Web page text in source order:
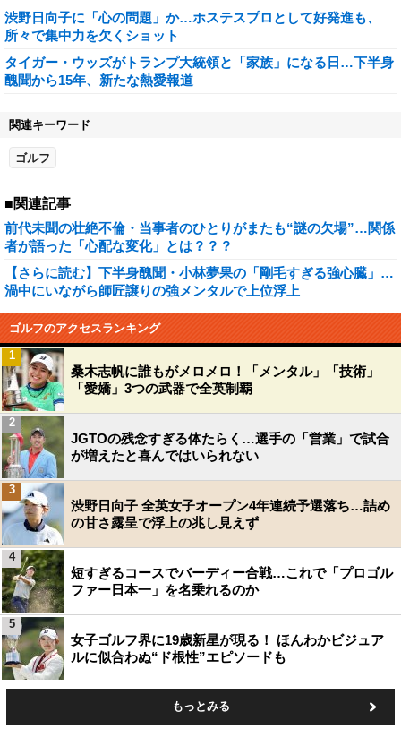
渋野日向子に「心の問題」か…ホステスプロとして好発進も、
所々で集中力を欠くショット
タイガー・ウッズがトランプ大統領と「家族」になる日…下半身
醜聞から15年、新たな熱愛報道
関連キーワード
ゴルフ
■関連記事
前代未聞の壮絶不倫・当事者のひとりがまたも“謎の欠場”…関係
者が語った「心配な変化」とは？？？
【さらに読む】下半身醜聞・小林夢果の「剛毛すぎる強心臓」…
渦中にいながら師匠譲りの強メンタルで上位浮上
ゴルフのアクセスランキング
桑木志帆に誰もがメロメロ！「メンタル」「技術」
「愛嬌」3つの武器で全英制覇
1
JGTOの残念すぎる体たらく…選手の「営業」で試合
が増えたと喜んではいられない
2
渋野日向子 全英女子オープン4年連続予選落ち…詰め
の甘さ露呈で浮上の兆し見えず
3
短すぎるコースでバーディー合戦…これで「プロゴル
ファー日本一」を名乗れるのか
4
女子ゴルフ界に19歳新星が現る！ ほんわかビジュア
ルに似合わぬ“ド根性”エピソードも
5
もっとみる